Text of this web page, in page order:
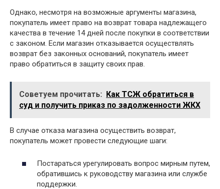
Однако, несмотря на возможные аргументы магазина,
покупатель имеет право на возврат товара надлежащего
качества в течение 14 дней после покупки в соответствии
с законом. Если магазин отказывается осуществлять
возврат без законных оснований, покупатель имеет
право обратиться в защиту своих прав.
Советуем прочитать: Как ТСЖ обратиться в
суд и получить приказ по задолженности ЖКХ
В случае отказа магазина осуществить возврат,
покупатель может провести следующие шаги:
Постараться урегулировать вопрос мирным путем,
обратившись к руководству магазина или службе
поддержки.